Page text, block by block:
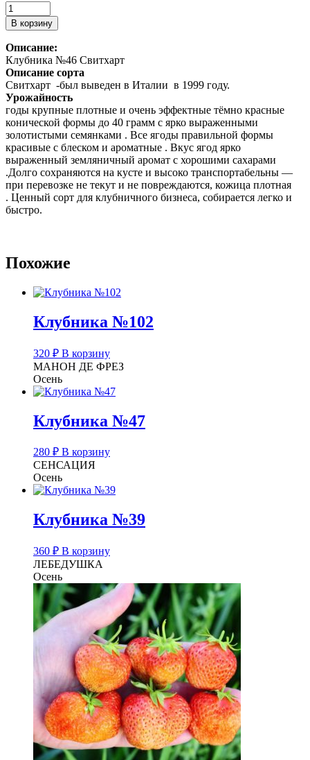
Количество
товара
Клубника
№46
В корзину
Описание:
Клубника №46 Свитхарт
Описание сорта
Свитхарт -был выведен в Италии в 1999 году.
Урожайность
годы крупные плотные и очень эффектные тёмно красные
конической формы до 40 грамм с ярко выраженными
золотистыми семянками . Все ягоды правильной формы
красивые с блеском и ароматные . Вкус ягод ярко
выраженный земляничный аромат с хорошими сахарами
.Долго сохраняются на кусте и высоко транспортабельны —
при перевозке не текут и не повреждаются, кожица плотная
. Ценный сорт для клубничного бизнеса, собирается легко и
быстро.
Похожие
Клубника №102
320 ₽ В корзину
МАНОН ДЕ ФРЕЗ
Осень
Клубника №47
280 ₽ В корзину
СЕНСАЦИЯ
Осень
Клубника №39
360 ₽ В корзину
ЛЕБЕДУШКА
Осень